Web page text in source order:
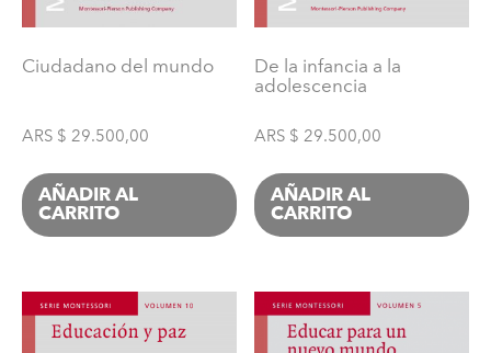
Ciudadano del mundo
ARS $ 29.500,00
AÑADIR AL
CARRITO
De la infancia a la
adolescencia
ARS $ 29.500,00
AÑADIR AL
CARRITO